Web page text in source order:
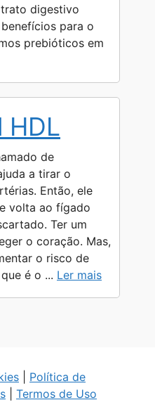
digestivo
para o
prebióticos em
HDL
de
a tirar o
Então, ele
volta ao fígado
Ter um
o coração. Mas,
o risco de
é o ... Ler mais
Política de
Termos de Uso